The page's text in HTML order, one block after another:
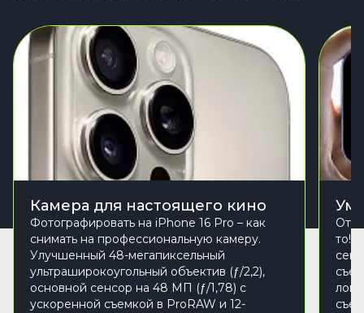
Камера для настоящего кино
Фотографировать на iPhone 16 Pro – как
снимать на профессиональную камеру.
Улучшенный 48-мегапиксельный
ультраширокоугольный объектив (ƒ/2,2),
основной сенсор на 48 МП (ƒ/1,78) с
ускоренной съемкой в ProRAW и 12-
то!